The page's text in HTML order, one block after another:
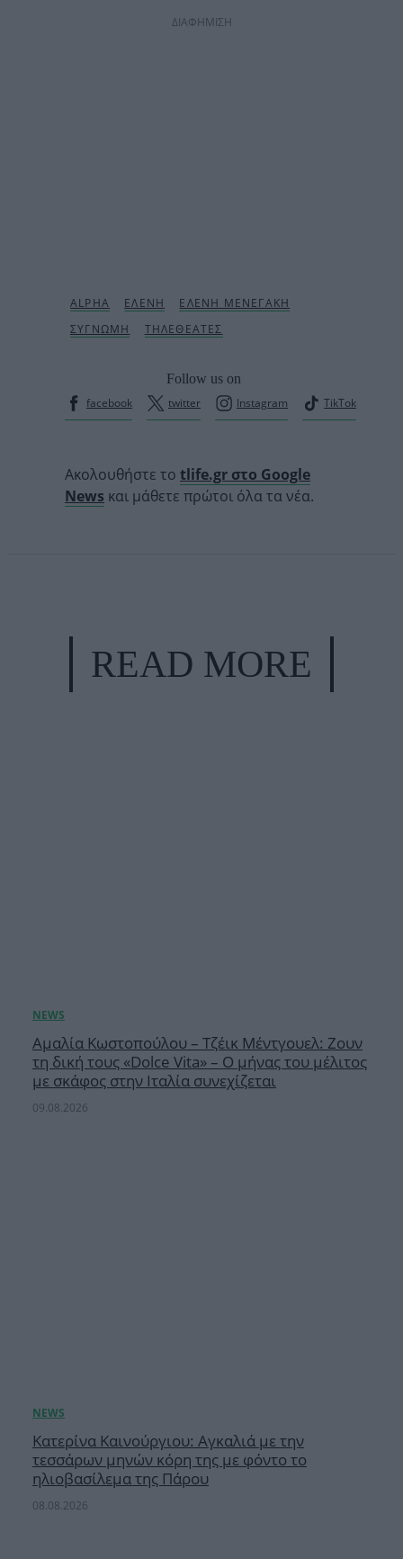
ΔΙΑΦΗΜΙΣΗ
Follow us on
facebook
twitter Instagram TikTok
Ακολουθήστε το tlife.gr στο Google
News και μάθετε πρώτοι όλα τα νέα.
READ MORE
Αμαλία Κωστοπούλου – Τζέικ Μέντγουελ: Ζουν
τη δική τους «Dolce Vita» – Ο μήνας του μέλιτος
με σκάφος στην Ιταλία συνεχίζεται
09.08.2026
Κατερίνα Καινούργιου: Αγκαλιά με την
τεσσάρων μηνών κόρη της με φόντο το
ηλιοβασίλεμα της Πάρου
08.08.2026